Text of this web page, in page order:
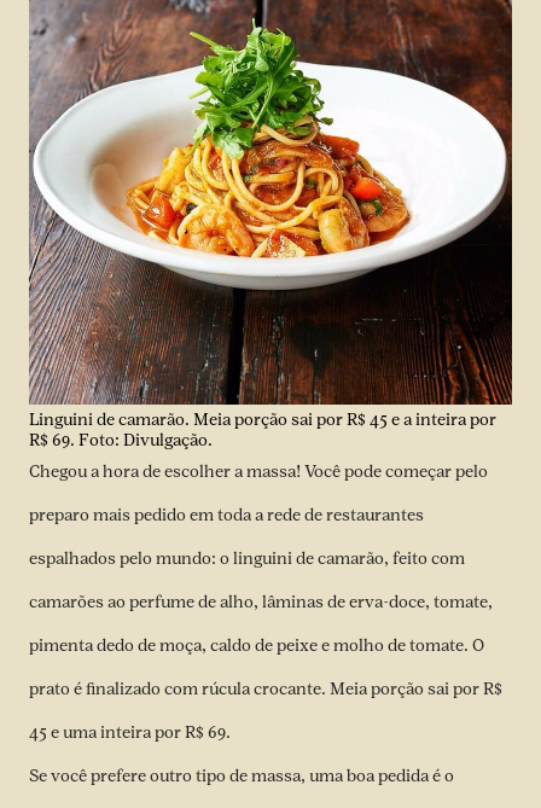
Linguini de camarão. Meia porção sai por R$ 45 e a inteira por
R$ 69. Foto: Divulgação.
Chegou a hora de escolher a massa! Você pode começar pelo
preparo mais pedido em toda a rede de restaurantes
espalhados pelo mundo: o linguini de camarão, feito com
camarões ao perfume de alho, lâminas de erva-doce, tomate,
pimenta dedo de moça, caldo de peixe e molho de tomate. O
prato é finalizado com rúcula crocante. Meia porção sai por R$
45 e uma inteira por R$ 69.
Se você prefere outro tipo de massa, uma boa pedida é o